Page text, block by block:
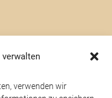
verwenden wir